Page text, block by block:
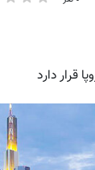
قرار دارد
کشتی‌
عمق